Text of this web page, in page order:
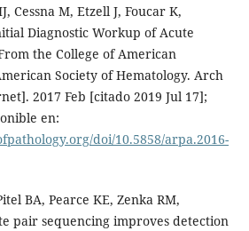
Cessna M, Etzell J, Foucar K,
Diagnostic Workup of Acute
the College of American
Society of Hematology. Arch
2017 Feb [citado 2019 Jul 17];
en:
doi/10.5858/arpa.2016-
BA, Pearce KE, Zenka RM,
pair sequencing improves detection